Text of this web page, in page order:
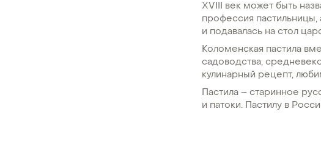
XVIII век может быть
профессия пастильницы,
и подавалась на стол
Коломенская пастила
садоводства,
кулинарный рецепт,
Пастила – старинное
и патоки. Пастилу в